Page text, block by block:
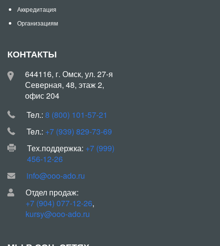
Аккредитация
Организациям
КОНТАКТЫ
644116, г. Омск, ул. 27-я
Северная, 48, этаж 2,
офис 204
Teл.: 8 (800) 101-57-21
Teл.: +7 (939) 829-73-69
Тех.поддержка: +7 (999)
456-12-26
info@ooo-ado.ru
Отдел продаж:
+7 (904) 077-12-26,
kursy@ooo-ado.ru